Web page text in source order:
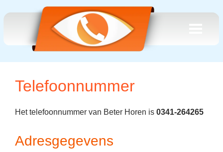
Telefoonnummer
Het telefoonnummer van Beter Horen is 0341-264265
Adresgegevens